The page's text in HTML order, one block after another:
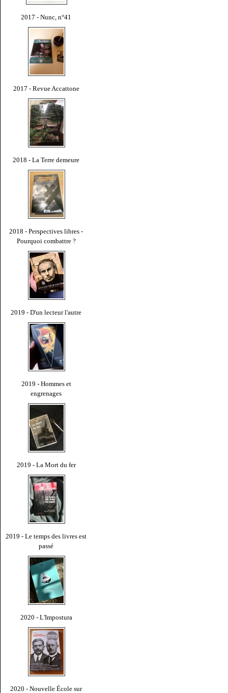
2017 - Nunc, n°41
2017 - Revue Accattone
2018 - La Terre demeure
2018 - Perspectives libres -
Pourquoi combattre ?
2019 - D'un lecteur l'autre
2019 - Hommes et
engrenages
2019 - La Mort du fer
2019 - Le temps des livres est
passé
2020 - L'Impostura
2020 - Nouvelle École sur